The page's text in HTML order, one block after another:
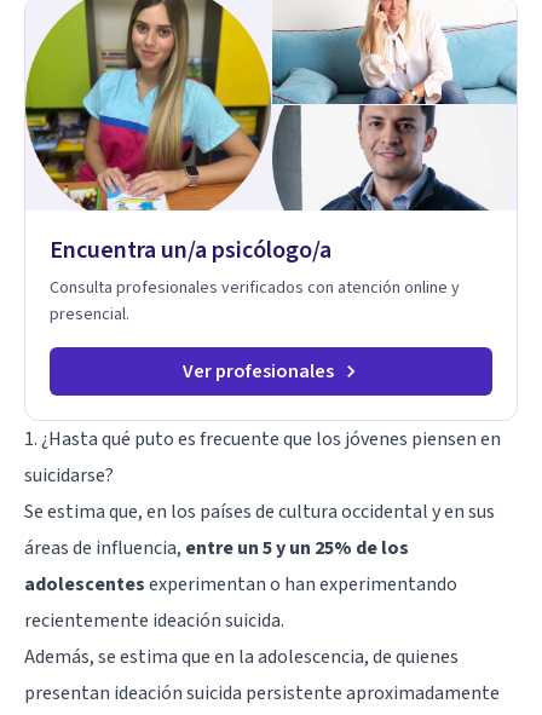
Encuentra un/a psicólogo/a
Consulta profesionales verificados con atención online y
presencial.
Ver profesionales
1. ¿Hasta qué puto es frecuente que los jóvenes piensen en
suicidarse?
Se estima que, en los países de cultura occidental y en sus
áreas de influencia, entre un 5 y un 25% de los
adolescentesexperimentan o han experimentando
recientemente ideación suicida.
Además, se estima que en la adolescencia, de quienes
presentan ideación suicida persistente aproximadamente